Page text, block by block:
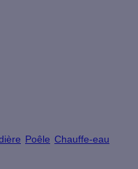
Poêle Chauffe-eau